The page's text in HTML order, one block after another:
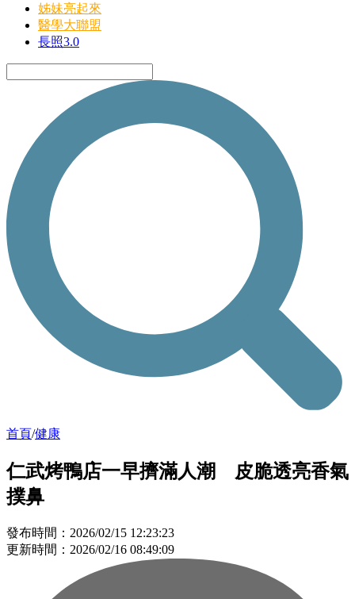
姊妹亮起來
醫學大聯盟
長照3.0
首頁/健康
仁武烤鴨店一早擠滿人潮 皮脆透亮香氣
撲鼻
發布時間：2026/02/15 12:23:23
更新時間：2026/02/16 08:49:09